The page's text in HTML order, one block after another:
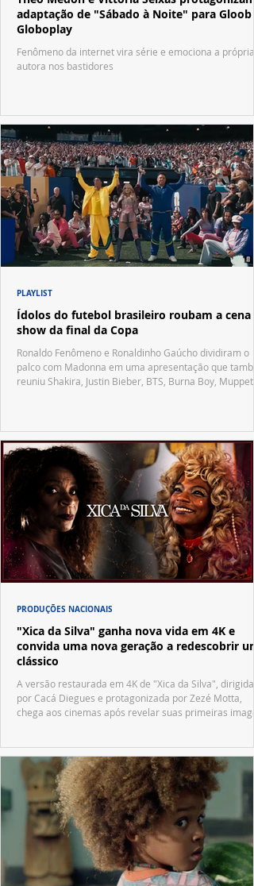
adaptação de "Sábado à Noite" para Gloob e
Globoplay
Fenômeno da internet vira série e emociona a própria
autora nos bastidores
Ídolos do futebol brasileiro roubam a cena
show da final da Copa
Ronaldo Fenômeno e Ronaldinho Gaúcho dividiram o
palco com Madonna em uma apresentação que
reuniu Shakira, Justin Bieber, BTS, Burna Boy, Muppets,
PLAYLIST
"Xica da Silva" ganha nova vida em 4K e
convida uma nova geração a redescobrir um
clássico
A versão restaurada em 4K de "Xica da Silva", dirigida
por Cacá Diegues e protagonizada por Zezé Motta,
chega aos cinemas após revelar suas primeiras
PRODUÇÕES NACIONAIS